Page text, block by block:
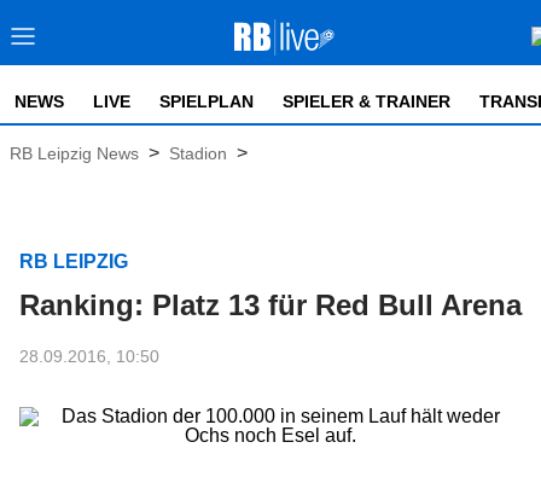
NEWS LIVE SPIELPLAN SPIELER & TRAINER
RB Leipzig News > Stadion >
RB LEIPZIG
Ranking: Platz 13 für Red Bull Arena
28.09.2016, 10:50